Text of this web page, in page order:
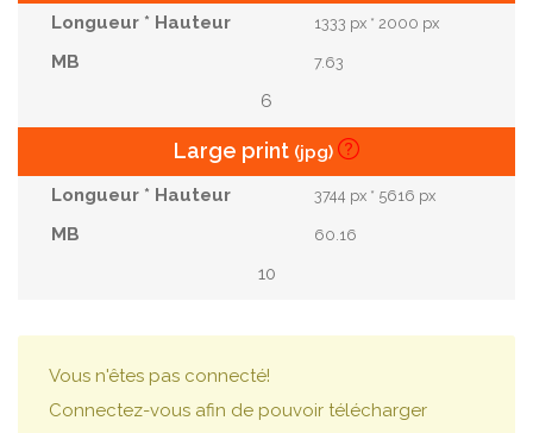
1333 px * 2000 px
7.63
6
Large print (jpg)
3744 px * 5616 px
60.16
10
Vous n'êtes pas connecté!
Connectez-vous afin de pouvoir télécharger